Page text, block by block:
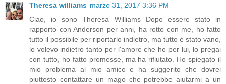
Theresa williams marzo 31, 2017 3:36 PM
Ciao, io sono Theresa Williams Dopo essere stato in
rapporto con Anderson per anni, ha rotto con me, ho fatto
tutto il possibile per riportarlo indietro, ma tutto è stato vano,
lo volevo indietro tanto per l'amore che ho per lui, lo pregai
con tutto, ho fatto promesse, ma ha rifiutato. Ho spiegato il
mio problema al mio amico e ha suggerito che dovrei
piuttosto contattare un mago che potrebbe aiutarmi a un